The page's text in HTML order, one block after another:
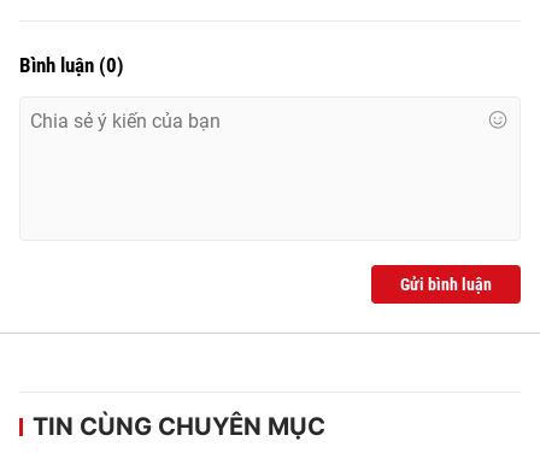
Bình luận (0)
Gửi bình luận
TIN CÙNG CHUYÊN MỤC